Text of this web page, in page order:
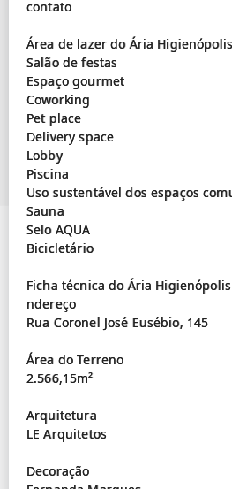
contato
Área de lazer do Ária
Salão de festas
Espaço gourmet
Coworking
Pet place
Delivery space
Lobby
Piscina
Uso sustentável dos espaços
Sauna
Selo AQUA
Bicicletário
Ficha técnica do Ária
ndereço
Rua Coronel José Eusébio, 145
Área do Terreno
2.566,15m²
Arquitetura
LE Arquitetos
Decoração